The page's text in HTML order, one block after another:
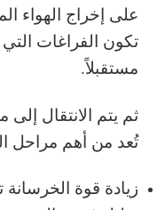
على إخراج الهواء
تكون الفراغات
مستقبلاً.
ثم يتم الانتقال إلى
تُعد من أهم مراحل
زيادة قوة الخرسانة